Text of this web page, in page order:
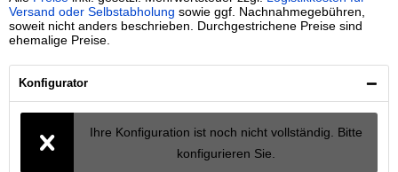
Versand oder Selbstabholung sowie ggf. Nachnahmegebühren,
soweit nicht anders beschrieben. Durchgestrichene Preise sind
ehemalige Preise.
Konfigurator
Ihre Konfiguration ist noch nicht vollständig. Bitte
konfigurieren Sie.